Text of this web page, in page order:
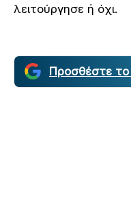
λειτούργησε ή όχι.
Προσθέστε